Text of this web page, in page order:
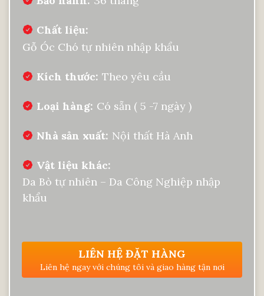
Chất liệu
Gỗ Óc Chó tự nhiên nhập khẩu
Kích thước Theo yêu cầu
Loại hàng Có sẵn ( 5 -7 ngày )
Nhà sản xuất Nội thất Hà Anh
Vật liệu khác
Da Bò tự nhiên – Da Công Nghiệp nhập
khẩu
LIÊN HỆ ĐẶT HÀNG
Liên hệ ngay với chúng tôi và giao hàng tận nơi